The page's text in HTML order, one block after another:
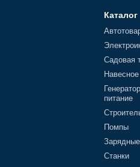
Каталог
Садовая
питание
Помпы
Станки